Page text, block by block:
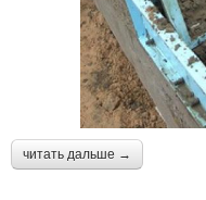
читать дальше →